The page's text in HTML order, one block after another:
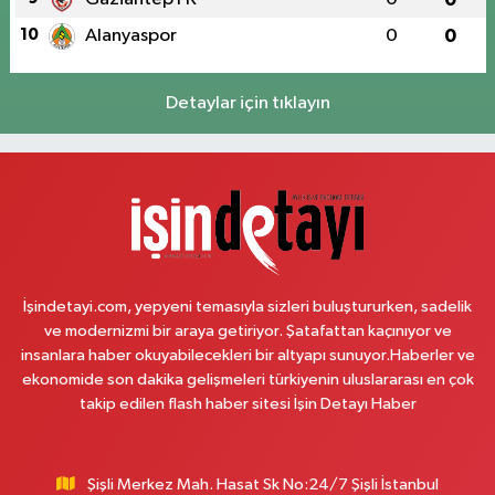
Armağan Eczanesi
Tevfik Bey Mahallesi Mektep Sokak 1 B Armoni Park AVM yanı - Merkez
Caddesi durağı karşısı
Yol Tarifi Al
Saygın Eczanesi
ÖRNEK MH. MERKEZ CAMİ ALT SOKAĞI
0 (216) 472 32 92 Yol Tarifi Al
Battalgazi Mahallesi Hamzalar Sokak No:4 8B SULTANBEYLİ DEVLET
10 Alanyaspor 0 0
Detaylar için tıklayın
İşindetayi.com, yepyeni temasıyla sizleri buluştururken, sadelik
ve modernizmi bir araya getiriyor. Şatafattan kaçınıyor ve
insanlara haber okuyabilecekleri bir altyapı sunuyor.Haberler ve
ekonomide son dakika gelişmeleri türkiyenin uluslararası en çok
takip edilen flash haber sitesi İşin Detayı Haber
Şişli Merkez Mah. Hasat Sk No:24/7 Şişli İstanbul